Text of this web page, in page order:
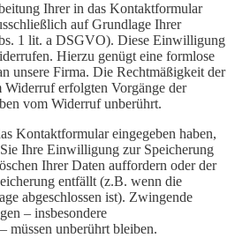
Ihrer in das Kontaktformular
auf Grundlage Ihrer
1 lit. a DSGVO). Diese Einwilligung
Hierzu genügt eine formlose
unsere Firma. Die Rechtmäßigkeit der
erfolgten Vorgänge der
vom Widerruf unberührt.
Kontaktformular eingegeben haben,
Ihre Einwilligung zur Speicherung
Ihrer Daten auffordern oder der
entfällt (z.B. wenn die
abgeschlossen ist). Zwingende
– insbesondere
müssen unberührt bleiben.